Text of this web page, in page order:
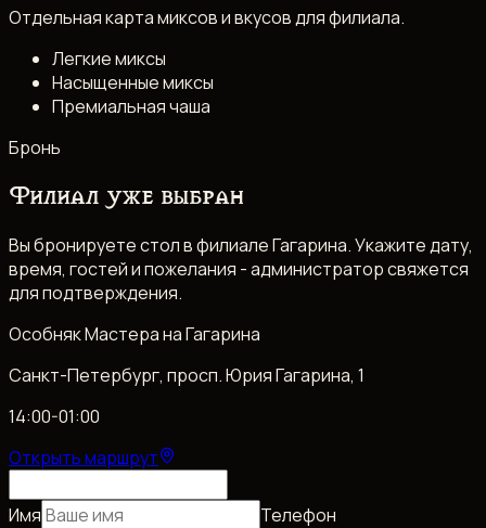
Отдельная карта миксов и вкусов для филиала.
Легкие миксы
Насыщенные миксы
Премиальная чаша
Бронь
Филиал уже выбран
Вы бронируете стол в филиале Гагарина. Укажите дату,
время, гостей и пожелания - администратор свяжется
для подтверждения.
Особняк Мастера на Гагарина
Санкт-Петербург, просп. Юрия Гагарина, 1
14:00-01:00
Открыть маршрут
Имя Телефон